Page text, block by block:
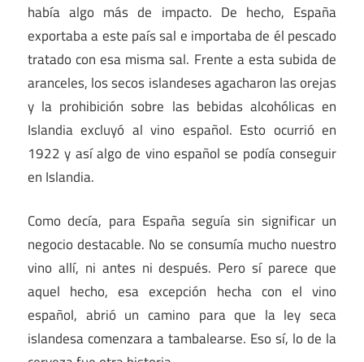
había algo más de impacto. De hecho, España
exportaba a este país sal e importaba de él pescado
tratado con esa misma sal. Frente a esta subida de
aranceles, los secos islandeses agacharon las orejas
y la prohibición sobre las bebidas alcohólicas en
Islandia excluyó al vino español. Esto ocurrió en
1922 y así algo de vino español se podía conseguir
en Islandia.
Como decía, para España seguía sin significar un
negocio destacable. No se consumía mucho nuestro
vino allí, ni antes ni después. Pero sí parece que
aquel hecho, esa excepción hecha con el vino
español, abrió un camino para que la ley seca
islandesa comenzara a tambalearse. Eso sí, lo de la